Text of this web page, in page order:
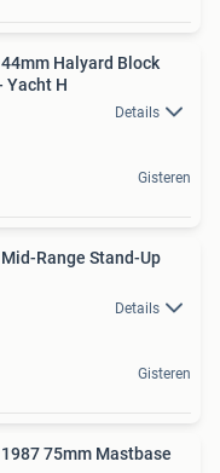
Halyard Block
Yacht H
Details
Gisteren
Range Stand-Up
Details
Gisteren
75mm Mastbase